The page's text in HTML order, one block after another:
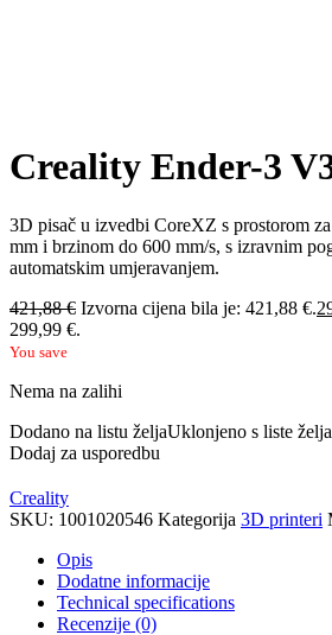
Creality Ender-3
3D pisač u izvedbi CoreXZ s prostorom
mm i brzinom do 600 mm/s, s izravnim
automatskim umjeravanjem.
421,88€ Izvorna cijena bila je: 421,88 €.
299,99 €.
You save
Nema na zalihi
Dodano na listu željaUklonjeno s liste želja
Dodaj za usporedbu
Creality
SKU: 1001020546 Kategorija 3D printeri
Opis
Dodatne informacije
Technical specifications
Recenzije (0)